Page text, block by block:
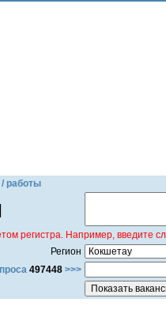
работы
регистра. Например,
Регион
497448 >>>